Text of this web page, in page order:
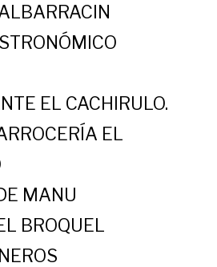
EL CACHIRULO.
EL
MANU
BROQUEL